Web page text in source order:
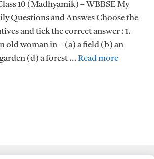
10 (Madhyamik) – WBBSE My
Questions and Answes Choose the
and tick the correct answer : 1.
old woman in – (a) a field (b) an
(d) a forest … Read more